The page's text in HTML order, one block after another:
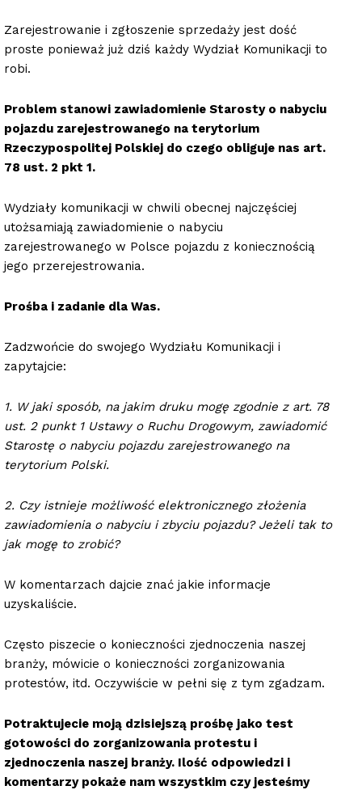
Zarejestrowanie i zgłoszenie sprzedaży jest dość
proste ponieważ już dziś każdy Wydział Komunikacji to
robi.
Problem stanowi zawiadomienie Starosty o nabyciu
pojazdu zarejestrowanego na terytorium
Rzeczypospolitej Polskiej do czego obliguje nas art.
78 ust. 2 pkt 1.
Wydziały komunikacji w chwili obecnej najczęściej
utożsamiają zawiadomienie o nabyciu
zarejestrowanego w Polsce pojazdu z koniecznością
jego przerejestrowania.
Prośba i zadanie dla Was.
Zadzwońcie do swojego Wydziału Komunikacji i
zapytajcie:
1. W jaki sposób, na jakim druku mogę zgodnie z art. 78
ust. 2 punkt 1 Ustawy o Ruchu Drogowym, zawiadomić
Starostę o nabyciu pojazdu zarejestrowanego na
terytorium Polski.
2. Czy istnieje możliwość elektronicznego złożenia
zawiadomienia o nabyciu i zbyciu pojazdu? Jeżeli tak to
jak mogę to zrobić?
W komentarzach dajcie znać jakie informacje
uzyskaliście.
Często piszecie o konieczności zjednoczenia naszej
branży, mówicie o konieczności zorganizowania
protestów, itd. Oczywiście w pełni się z tym zgadzam.
Potraktujecie moją dzisiejszą prośbę jako test
gotowości do zorganizowania protestu i
zjednoczenia naszej branży. Ilość odpowiedzi i
komentarzy pokaże nam wszystkim czy jesteśmy